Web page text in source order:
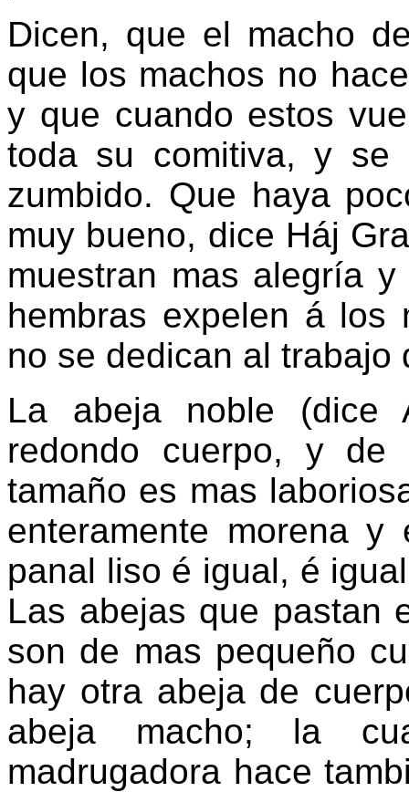
Dicen, que el macho
que los machos no
y que cuando estos
toda su comitiva, y se
zumbido. Que haya
muy bueno, dice Háj
muestran mas alegría
hembras expelen á los
no se dedican al trabajo
La abeja noble (dice
redondo cuerpo, y
tamaño es mas
enteramente morena
panal liso é igual, é
Las abejas que pastan
son de mas pequeño
hay otra abeja de
abeja macho; la
madrugadora hace